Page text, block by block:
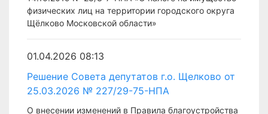
физических лиц на территории городского округа
Щёлково Московской области»
01.04.2026 08:13
Решение Совета депутатов г.о. Щелково от
25.03.2026 № 227/29-75-НПА
О внесении изменений в Правила благоустройства